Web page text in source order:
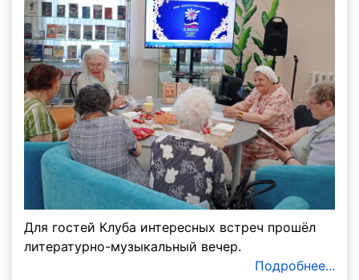
Для гостей Клуба интересных встреч прошёл
литературно-музыкальный вечер.
Подробнее...